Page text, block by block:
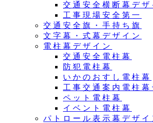
交通安全横断幕デザ
工事現場安全第一
交通安全旗・手持ち旗
文字幕・式幕デザイン
電柱幕デザイン
交通安全電柱幕
防犯電柱幕
いかのおすし電柱幕
工事交通案内電柱幕
ペット電柱幕
イベント電柱幕
パトロール表示幕デザイ